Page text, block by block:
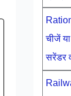
चीजें
सरेंडर